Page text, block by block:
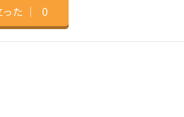
た ｜ 0